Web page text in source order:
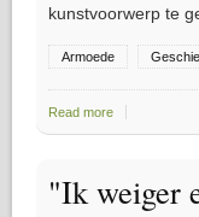
kunstvoorwerp te
Armoede
Read more
"Ik weiger